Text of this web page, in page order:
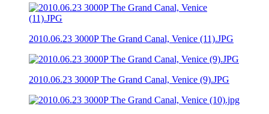
2010.06.23 3000P The Grand Canal, Venice (11).JPG
2010.06.23 3000P The Grand Canal, Venice (9).JPG